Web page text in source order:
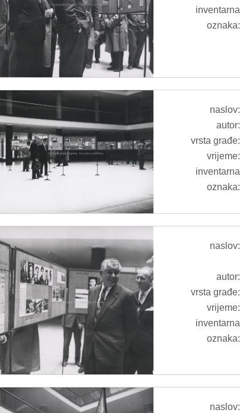
inventarna
oznaka:
naslov:
autor:
vrsta građe:
vrijeme:
inventarna
oznaka:
naslov:
autor:
vrsta građe:
vrijeme:
inventarna
oznaka:
naslov: